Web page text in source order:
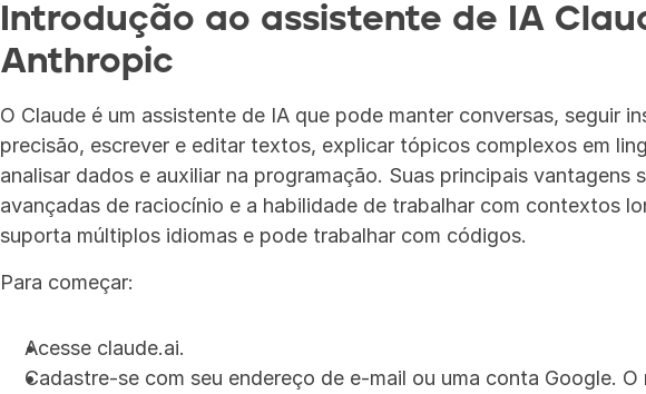
Introdução ao assistente de IA
Anthropic
O Claude é um assistente de IA que pode manter conversas, seguir
precisão, escrever e editar textos, explicar tópicos complexos em
analisar dados e auxiliar na programação. Suas principais vantagens
avançadas de raciocínio e a habilidade de trabalhar com contextos
suporta múltiplos idiomas e pode trabalhar com códigos.
Para começar:
Acesse claude.ai.
Cadastre-se com seu endereço de e-mail ou uma conta Google.